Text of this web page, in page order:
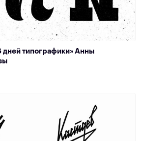
типографики» Анны